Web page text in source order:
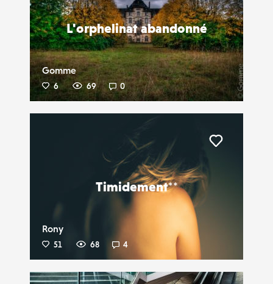
L'orphelinat abandonné
Gomme
6 69 0
Timidement**
Rony
51 68 4